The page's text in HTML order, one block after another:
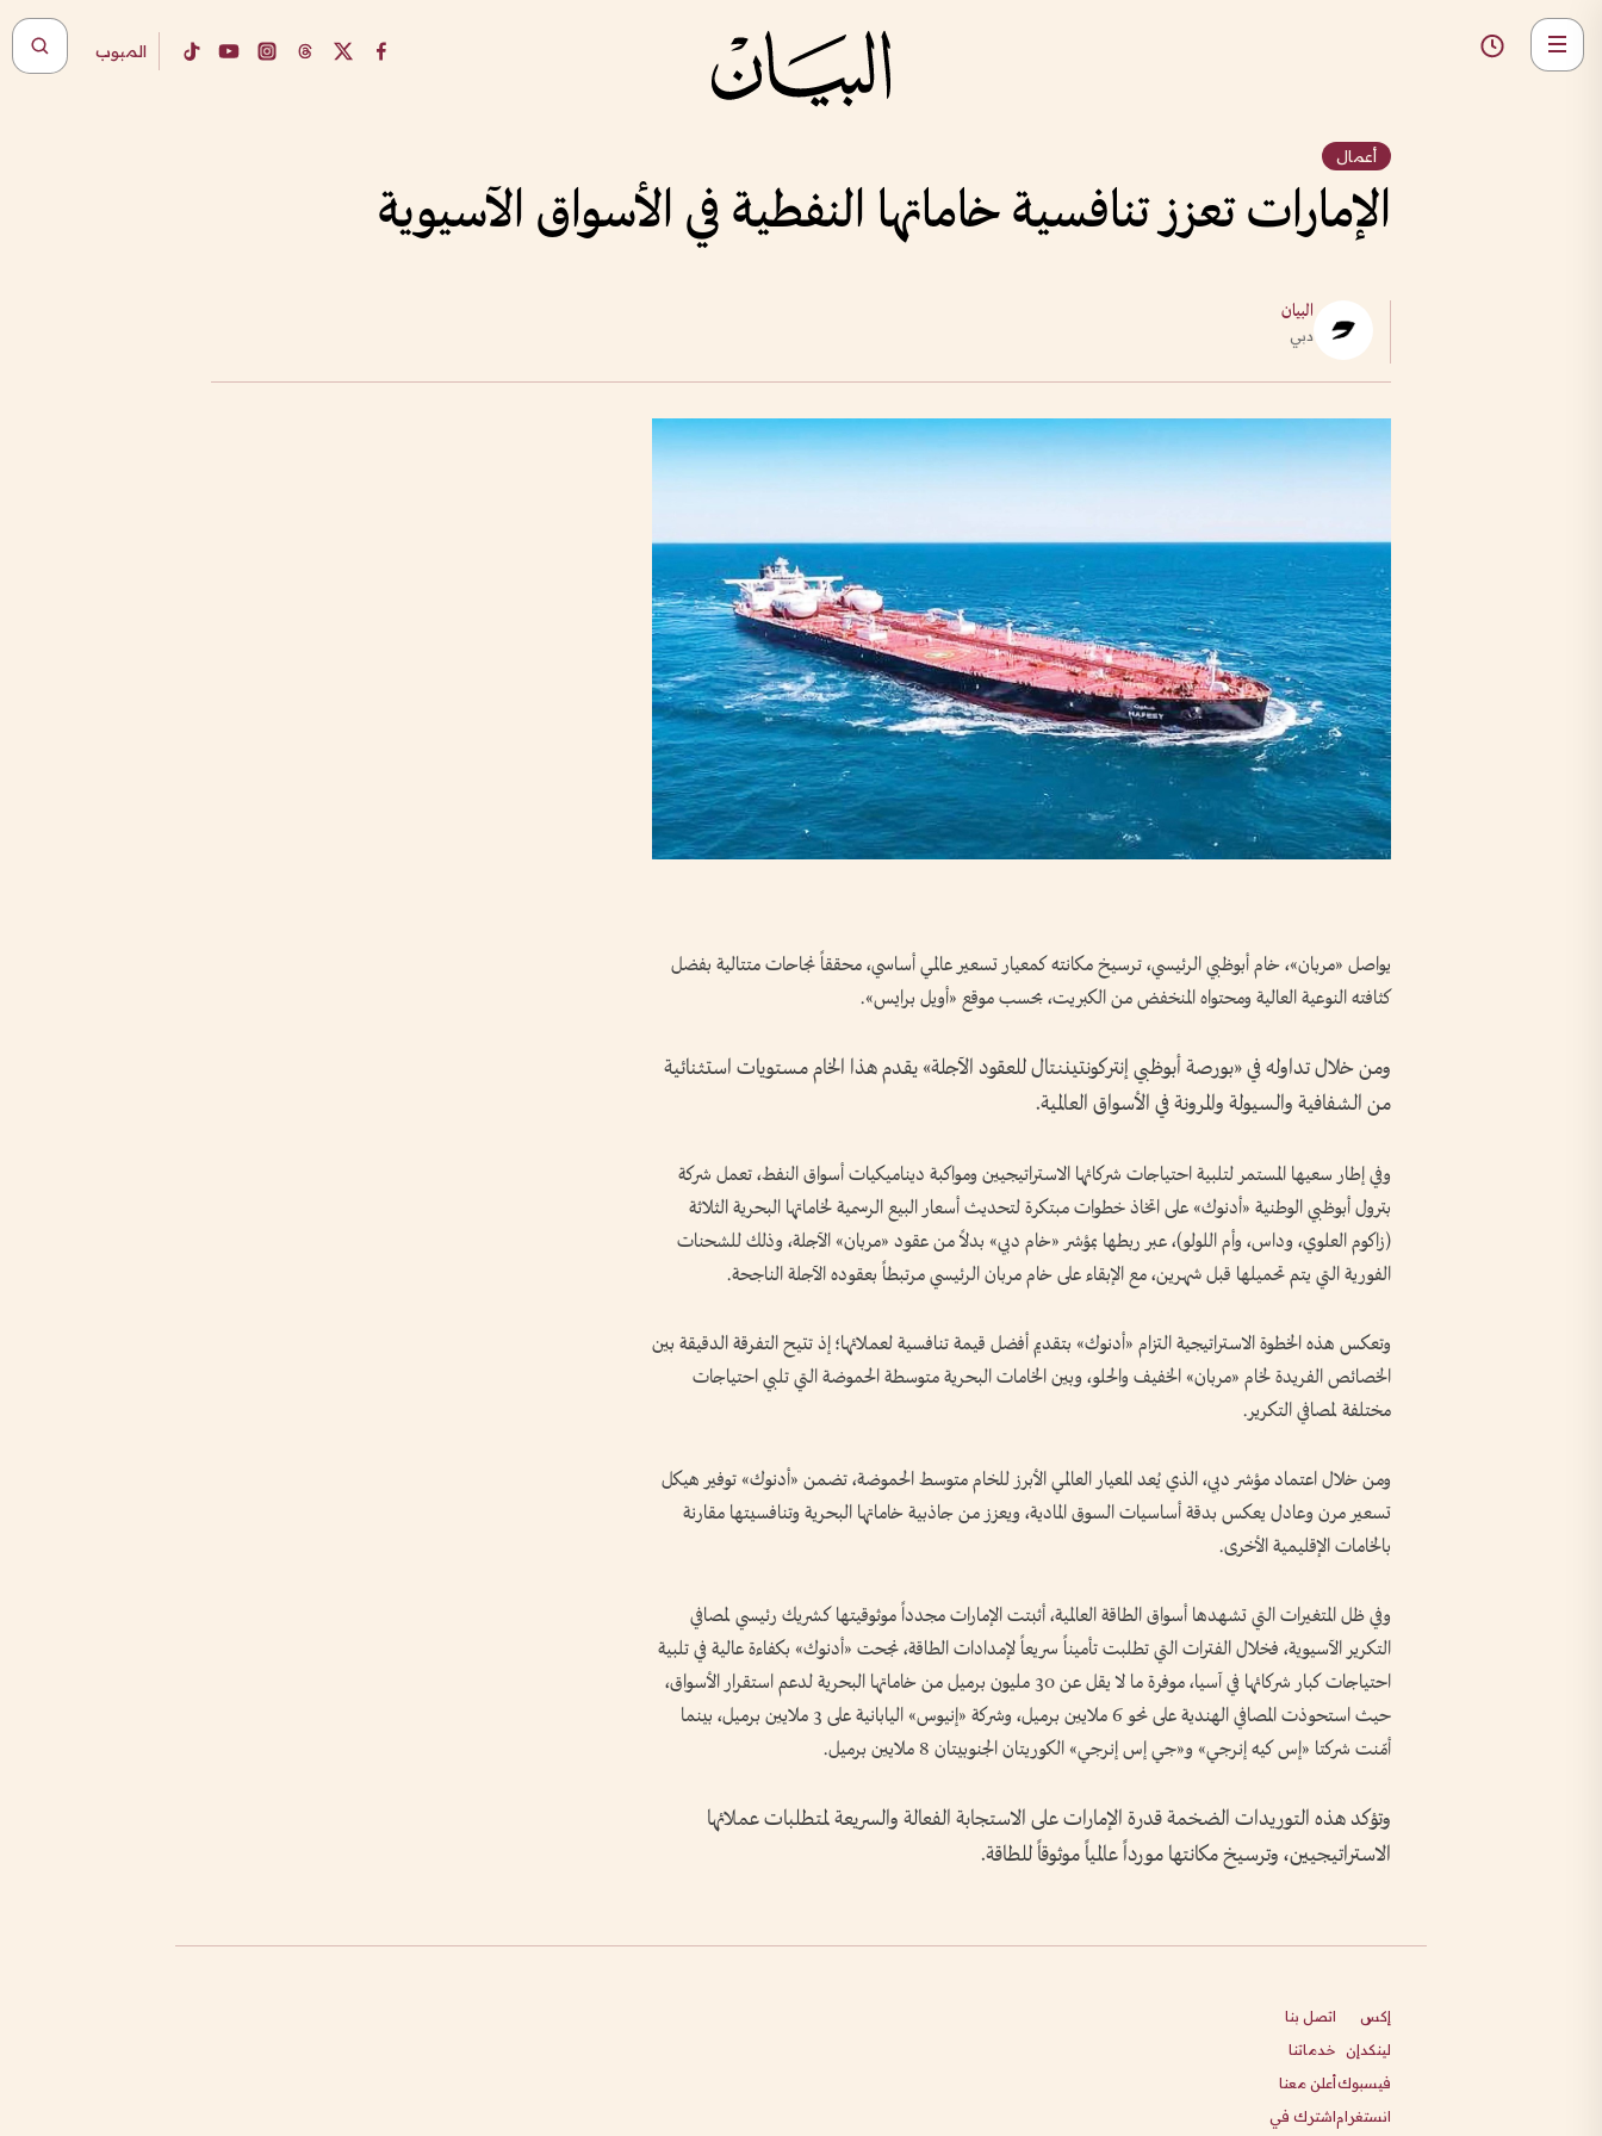
المبوب
أعمال
الإمارات تعزز تنافسية خاماتها النفطية في الأسواق الآسيوية
البيان
دبي
يواصل «مربان»، خام أبوظبي الرئيسي، ترسيخ مكانته كمعيار تسعير عالمي أساسي، محققاً نجاحات متتالية بفضل
كثافته النوعية العالية ومحتواه المنخفض من الكبريت، بحسب موقع «أويل برايس».
ومن خلال تداوله في «بورصة أبوظبي إنتركونتيننتال للعقود الآجلة» يقدم هذا الخام مستويات استثنائية
من الشفافية والسيولة والمرونة في الأسواق العالمية.
وفي إطار سعيها المستمر لتلبية احتياجات شركائها الاستراتيجيين ومواكبة ديناميكيات أسواق النفط، تعمل شركة
بترول أبوظبي الوطنية «أدنوك» على اتخاذ خطوات مبتكرة لتحديث أسعار البيع الرسمية لخاماتها البحرية الثلاثة
(زاكوم العلوي، وداس، وأم اللولو)، عبر ربطها بمؤشر «خام دبي» بدلاً من عقود «مربان» الآجلة، وذلك للشحنات
الفورية التي يتم تحميلها قبل شهرين، مع الإبقاء على خام مربان الرئيسي مرتبطاً بعقوده الآجلة الناجحة.
وتعكس هذه الخطوة الاستراتيجية التزام «أدنوك» بتقديم أفضل قيمة تنافسية لعملائها؛ إذ تتيح التفرقة الدقيقة بين
الخصائص الفريدة لخام «مربان» الخفيف والحلو، وبين الخامات البحرية متوسطة الحموضة التي تلبي احتياجات
مختلفة لمصافي التكرير.
ومن خلال اعتماد مؤشر دبي، الذي يُعد المعيار العالمي الأبرز للخام متوسط الحموضة، تضمن «أدنوك» توفير هيكل
تسعير مرن وعادل يعكس بدقة أساسيات السوق المادية، ويعزز من جاذبية خاماتها البحرية وتنافسيتها مقارنة
بالخامات الإقليمية الأخرى.
وفي ظل المتغيرات التي تشهدها أسواق الطاقة العالمية، أثبتت الإمارات مجدداً موثوقيتها كشريك رئيسي لمصافي
التكرير الآسيوية، فخلال الفترات التي تطلبت تأميناً سريعاً لإمدادات الطاقة، نجحت «أدنوك» بكفاءة عالية في تلبية
احتياجات كبار شركائها في آسيا، موفرة ما لا يقل عن 30 مليون برميل من خاماتها البحرية لدعم استقرار الأسواق،
حيث استحوذت المصافي الهندية على نحو 6 ملايين برميل، وشركة «إنيوس» اليابانية على 3 ملايين برميل، بينما
أمّنت شركتا «إس كيه إنرجي» و«جي إس إنرجي» الكوريتان الجنوبيتان 8 ملايين برميل.
وتؤكد هذه التوريدات الضخمة قدرة الإمارات على الاستجابة الفعالة والسريعة لمتطلبات عملائها
الاستراتيجيين، وترسيخ مكانتها مورداً عالمياً موثوقاً للطاقة.
إكس
لينكدإن
فيسبوك
انستغرام
اتصل بنا
خدماتنا
أعلن معنا
اشترك في